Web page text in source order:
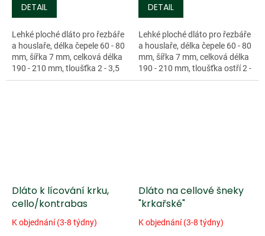
DETAIL
Lehké ploché dláto pro řezbáře
a houslaře, délka čepele 60 - 80
mm, šířka 7 mm, celková délka
190 - 210 mm, tloušťka 2 - 3,5
mm.
DETAIL
Lehké ploché dláto pro řezbáře
a houslaře, délka čepele 60 - 80
mm, šířka 7 mm, celková délka
190 - 210 mm, tloušťka ostří 2 -
3,5 mm.
Dláto k lícování krku,
cello/kontrabas
K objednání (3-8 týdny)
Dláto na cellové šneky
"krkařské"
K objednání (3-8 týdny)